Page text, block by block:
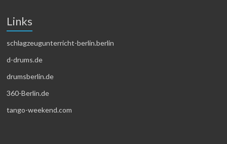
Links
schlagzeugunterricht-berlin.berlin
d-drums.de
drumsberlin.de
360-Berlin.de
tango-weekend.com